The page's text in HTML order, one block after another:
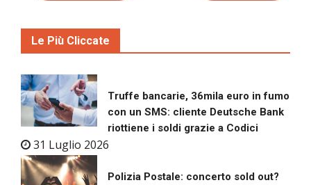
Le Più Cliccate
Truffe bancarie, 36mila euro in fumo
con un SMS: cliente Deutsche Bank
riottiene i soldi grazie a Codici
31 Luglio 2026
Polizia Postale: concerto sold out?